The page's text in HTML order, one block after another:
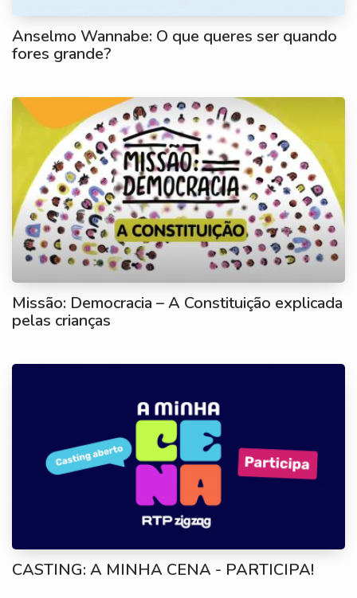
Anselmo Wannabe: O que queres ser quando
fores grande?
Missão: Democracia – A Constituição explicada
pelas crianças
CASTING: A MINHA CENA - PARTICIPA!